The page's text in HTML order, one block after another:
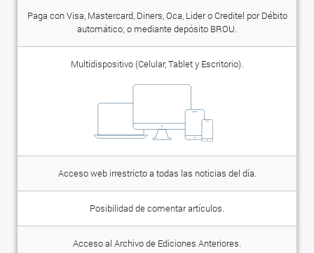
Paga con Visa, Mastercard, Diners, Oca, Lider o Creditel por Débito
automático; o mediante depósito BROU.
Multidispositivo (Celular, Tablet y Escritorio).
Acceso web irrestricto a todas las noticias del día.
Posibilidad de comentar artículos.
Acceso al Archivo de Ediciones Anteriores.